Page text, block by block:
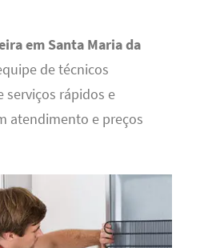
em Santa Maria da
de técnicos
serviços rápidos e
atendimento e preços